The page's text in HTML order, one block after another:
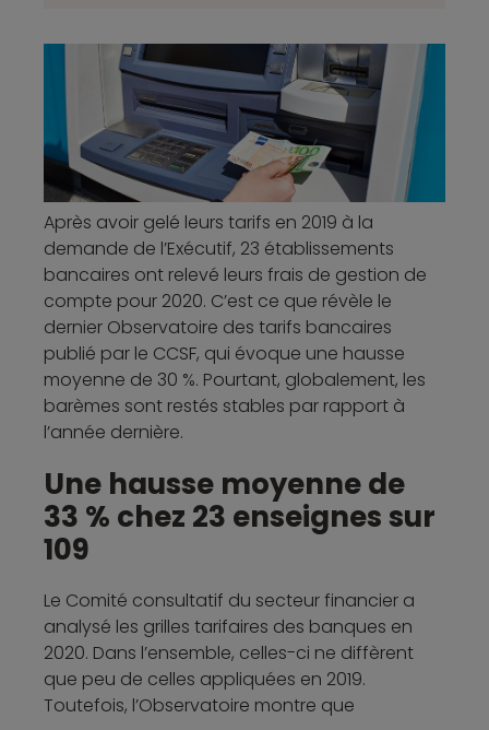
Après avoir gelé leurs tarifs en 2019 à la
demande de l’Exécutif, 23 établissements
bancaires ont relevé leurs frais de gestion de
compte pour 2020. C’est ce que révèle le
dernier Observatoire des tarifs bancaires
publié par le CCSF, qui évoque une hausse
moyenne de 30 %. Pourtant, globalement, les
barèmes sont restés stables par rapport à
l’année dernière.
Une hausse moyenne de
33 % chez 23 enseignes sur
109
Le Comité consultatif du secteur financier a
analysé les grilles tarifaires des banques en
2020. Dans l’ensemble, celles-ci ne diffèrent
que peu de celles appliquées en 2019.
Toutefois, l’Observatoire montre que